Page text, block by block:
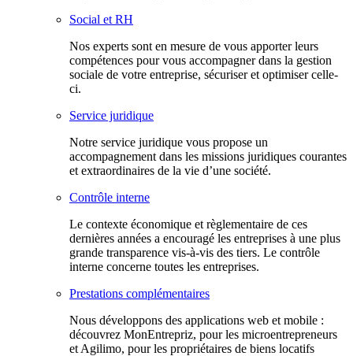
Social et RH
Nos experts sont en mesure de vous apporter leurs
compétences pour vous accompagner dans la gestion
sociale de votre entreprise, sécuriser et optimiser celle-
ci.
Service juridique
Notre service juridique vous propose un
accompagnement dans les missions juridiques courantes
et extraordinaires de la vie d’une société.
Contrôle interne
Le contexte économique et règlementaire de ces
dernières années a encouragé les entreprises à une plus
grande transparence vis-à-vis des tiers. Le contrôle
interne concerne toutes les entreprises.
Prestations complémentaires
Nous développons des applications web et mobile :
découvrez MonEntrepriz, pour les microentrepreneurs
et Agilimo, pour les propriétaires de biens locatifs